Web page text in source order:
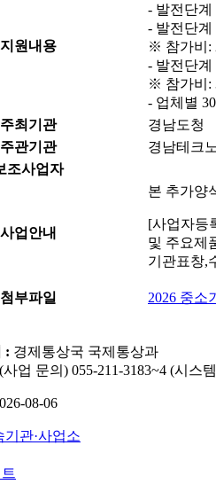
지원내용
- 발전단계
- 발전단계
※ 참가비:
- 발전단계
※ 참가비:
- 업체별
주최기관
경남도청
주관기관
경남테크
조사업자
사업안내
본 추가양
[사업자등
및 주요제
기관표창,
첨부파일
2026 중소
: 경제통상국 국제통상과
(사업 문의) 055-211-3183~4 (시스
08-06
기관·사업소